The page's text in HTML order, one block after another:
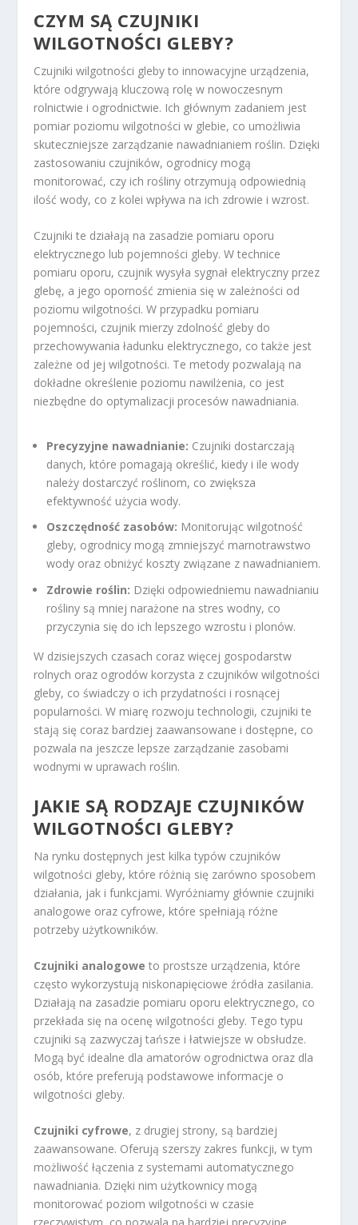
CZYM SĄ CZUJNIKI
WILGOTNOŚCI GLEBY?
Czujniki wilgotności gleby to innowacyjne urządzenia,
które odgrywają kluczową rolę w nowoczesnym
rolnictwie i ogrodnictwie. Ich głównym zadaniem jest
pomiar poziomu wilgotności w glebie, co umożliwia
skuteczniejsze zarządzanie nawadnianiem roślin. Dzięki
zastosowaniu czujników, ogrodnicy mogą
monitorować, czy ich rośliny otrzymują odpowiednią
ilość wody, co z kolei wpływa na ich zdrowie i wzrost.
Czujniki te działają na zasadzie pomiaru oporu
elektrycznego lub pojemności gleby. W technice
pomiaru oporu, czujnik wysyła sygnał elektryczny przez
glebę, a jego oporność zmienia się w zależności od
poziomu wilgotności. W przypadku pomiaru
pojemności, czujnik mierzy zdolność gleby do
przechowywania ładunku elektrycznego, co także jest
zależne od jej wilgotności. Te metody pozwalają na
dokładne określenie poziomu nawilżenia, co jest
niezbędne do optymalizacji procesów nawadniania.
Precyzyjne nawadnianie: Czujniki dostarczają
danych, które pomagają określić, kiedy i ile wody
należy dostarczyć roślinom, co zwiększa
efektywność użycia wody.
Oszczędność zasobów: Monitorując wilgotność
gleby, ogrodnicy mogą zmniejszyć marnotrawstwo
wody oraz obniżyć koszty związane z nawadnianiem.
Zdrowie roślin: Dzięki odpowiedniemu nawadnianiu
rośliny są mniej narażone na stres wodny, co
przyczynia się do ich lepszego wzrostu i plonów.
W dzisiejszych czasach coraz więcej gospodarstw
rolnych oraz ogrodów korzysta z czujników wilgotności
gleby, co świadczy o ich przydatności i rosnącej
popularności. W miarę rozwoju technologii, czujniki te
stają się coraz bardziej zaawansowane i dostępne, co
pozwala na jeszcze lepsze zarządzanie zasobami
wodnymi w uprawach roślin.
JAKIE SĄ RODZAJE CZUJNIKÓW
WILGOTNOŚCI GLEBY?
Na rynku dostępnych jest kilka typów czujników
wilgotności gleby, które różnią się zarówno sposobem
działania, jak i funkcjami. Wyróżniamy głównie czujniki
analogowe oraz cyfrowe, które spełniają różne
potrzeby użytkowników.
Czujniki analogowe to prostsze urządzenia, które
często wykorzystują niskonapięciowe źródła zasilania.
Działają na zasadzie pomiaru oporu elektrycznego, co
przekłada się na ocenę wilgotności gleby. Tego typu
czujniki są zazwyczaj tańsze i łatwiejsze w obsłudze.
Mogą być idealne dla amatorów ogrodnictwa oraz dla
osób, które preferują podstawowe informacje o
wilgotności gleby.
Czujniki cyfrowe, z drugiej strony, są bardziej
zaawansowane. Oferują szerszy zakres funkcji, w tym
możliwość łączenia z systemami automatycznego
nawadniania. Dzięki nim użytkownicy mogą
monitorować poziom wilgotności w czasie